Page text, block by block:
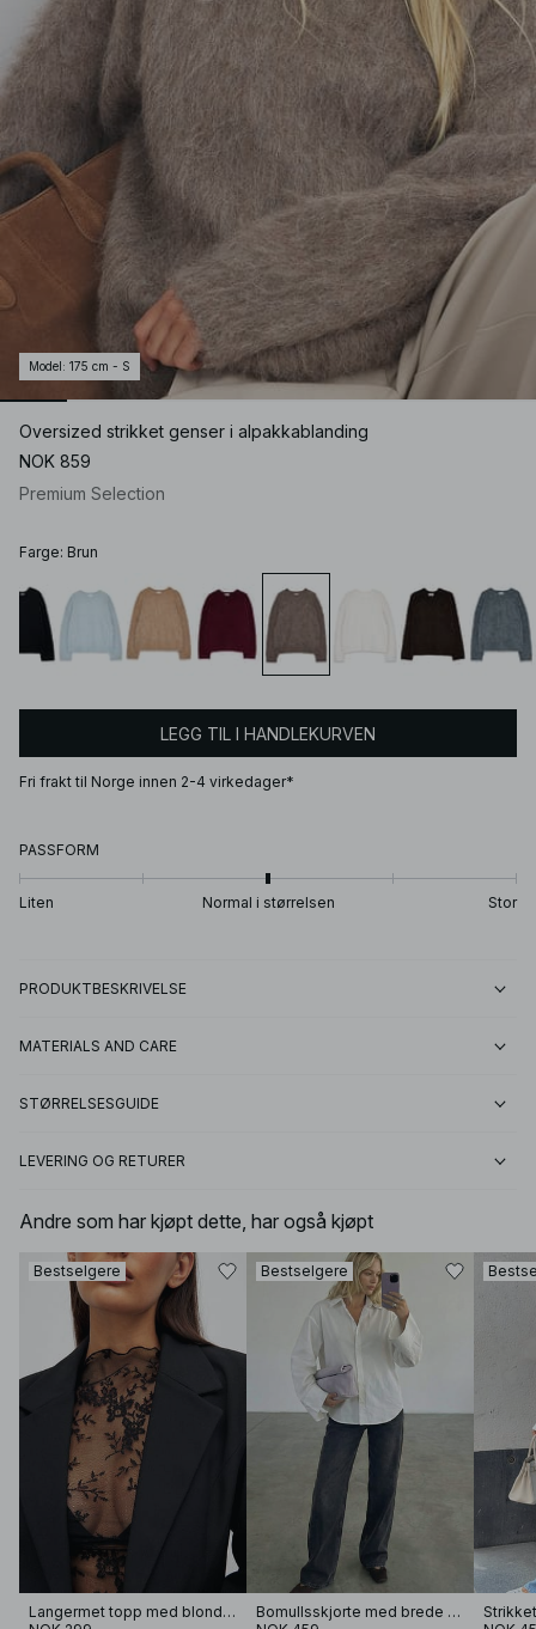
Model : 175 cm - S
Oversized strikket genser i alpakkablanding
NOK 859
Premium Selection
Farge: Brun
LEGG TIL I HANDLEKURVEN
Fri frakt til Norge innen 2-4 virkedager*
PASSFORM
Liten Normal i størrelsen Stor
PRODUKTBESKRIVELSE
MATERIALS AND CARE
STØRRELSESGUIDE
LEVERING OG RETURER
Andre som har kjøpt dette, har også kjøpt
Bestselgere
Langermet topp med blonder
Bestselgere
Bomullsskjorte med brede ermer